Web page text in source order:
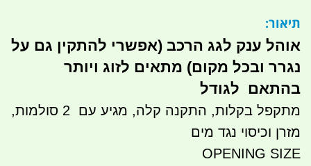
תיאור:
אוהל ענק לגג הרכב (אפשרי להתקין גם על
נגרר ובכל מקום) מתאים לזוג ויותר
בהתאם לגודל
מתקפל בקלות, התקנה קלה, מגיע עם 2 סולמות,
מזרן וכיסוי נגד מים
OPENING SIZE